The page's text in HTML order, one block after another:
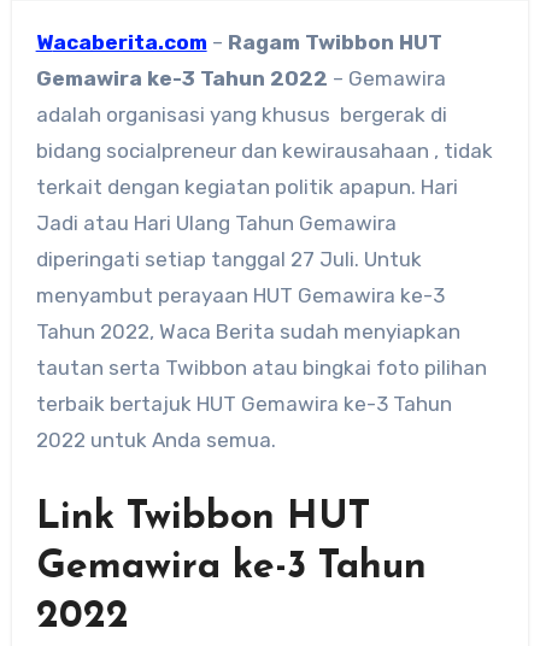
Wacaberita.com – Ragam Twibbon HUT
Gemawira ke-3 Tahun 2022 – Gemawira
adalah organisasi yang khusus bergerak di
bidang socialpreneur dan kewirausahaan , tidak
terkait dengan kegiatan politik apapun. Hari
Jadi atau Hari Ulang Tahun Gemawira
diperingati setiap tanggal 27 Juli. Untuk
menyambut perayaan HUT Gemawira ke-3
Tahun 2022, Waca Berita sudah menyiapkan
tautan serta Twibbon atau bingkai foto pilihan
terbaik bertajuk HUT Gemawira ke-3 Tahun
2022 untuk Anda semua.
Link Twibbon HUT
Gemawira ke-3 Tahun
2022